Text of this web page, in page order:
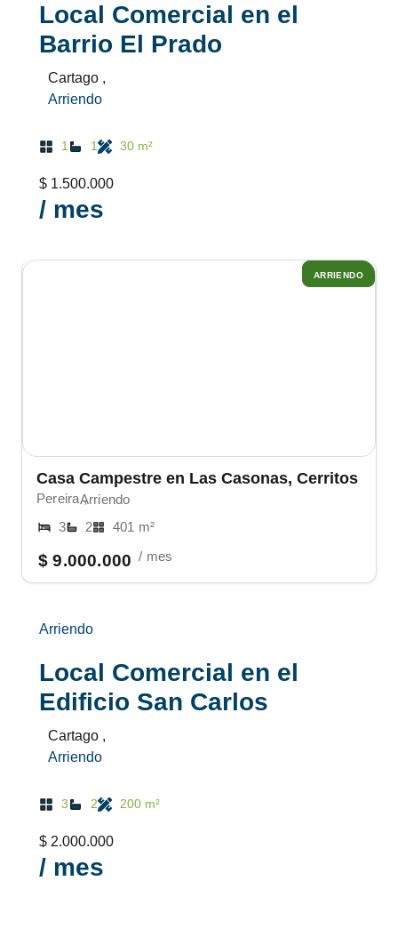
Local Comercial en el
Barrio El Prado
Cartago ,
Arriendo
1 1 30 m²
$ 1.500.000
/ mes
ARRIENDO
Casa Campestre en Las Casonas, Cerritos
Pereira ,Arriendo
3
2 401 m²
$ 9.000.000 / mes
Arriendo
Local Comercial en el
Edificio San Carlos
Cartago ,
Arriendo
3 2 200 m²
$ 2.000.000
/ mes